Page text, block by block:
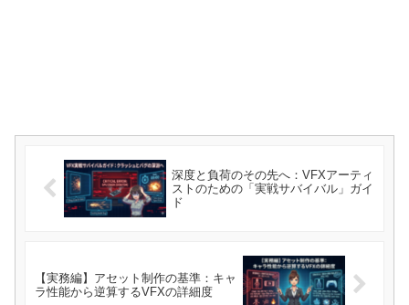
深度と負荷のその先へ：VFXアーティ
ストのための「実戦サバイバル」ガイ
ド
【実務編】アセット制作の基準：キャ
ラ性能から逆算するVFXの詳細度